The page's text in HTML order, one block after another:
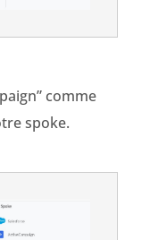
” comme
spoke.